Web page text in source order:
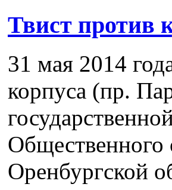
Твист против
31 мая 2014
корпуса (пр.
Оренбургской